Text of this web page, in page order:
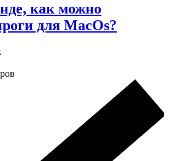
как можно
для MacOs?